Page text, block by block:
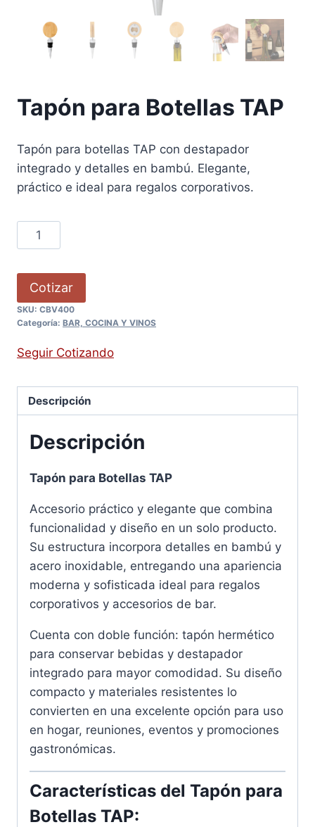
Tapón para Botellas TAP
Tapón para botellas TAP con destapador
integrado y detalles en bambú. Elegante,
práctico e ideal para regalos corporativos.
Cotizar
SKU: CBV400
Categoría: BAR, COCINA Y VINOS
Seguir Cotizando
Descripción
Descripción
Tapón para Botellas TAP
Accesorio práctico y elegante que combina
funcionalidad y diseño en un solo producto.
Su estructura incorpora detalles en bambú y
acero inoxidable, entregando una apariencia
moderna y sofisticada ideal para regalos
corporativos y accesorios de bar.
Cuenta con doble función: tapón hermético
para conservar bebidas y destapador
integrado para mayor comodidad. Su diseño
compacto y materiales resistentes lo
convierten en una excelente opción para uso
en hogar, reuniones, eventos y promociones
gastronómicas.
Características del Tapón para
Botellas TAP: